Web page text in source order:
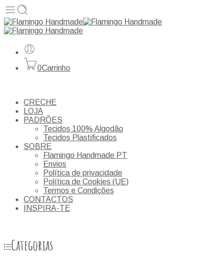
0Carrinho
CRECHE
LOJA
PADRÕES
Tecidos 100% Algodão
Tecidos Plastificados
SOBRE
Flamingo Handmade PT
Envios
Política de privacidade
Política de Cookies (UE)
Termos e Condições
CONTACTOS
INSPIRA-TE
Categorias